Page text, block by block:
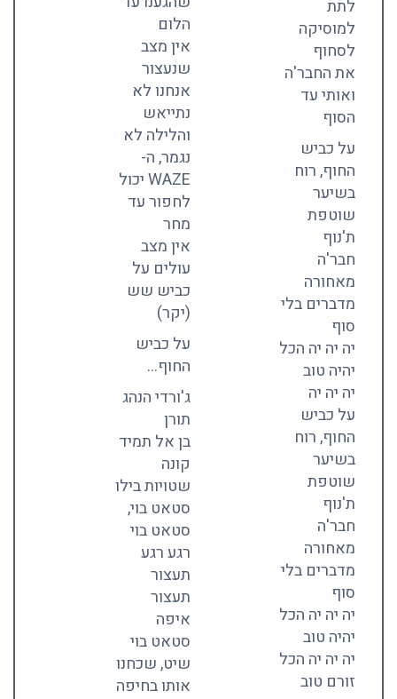
לתת
למוסיקה
לסחוף
את החבר'ה
ואותי עד
הסוף
על כביש
החוף, רוח
בשיער
שוטפת
ת'נוף
חבר'ה
מאחורה
מדברים בלי
סוף
יה יה יה הכל
יהיה טוב
יה יה יה
על כביש
החוף, רוח
בשיער
שוטפת
ת'נוף
חבר'ה
מאחורה
מדברים בלי
סוף
יה יה יה הכל
יהיה טוב
יה יה יה הכל
זורם טוב
הלום
אין מצב
שנעצור
אנחנו לא
נתייאש
והלילה לא
נגמר, ה-
WAZE יכול
לחפור עד
מחר
אין מצב
עולים על
כביש שש
(יקר)
על כביש
החוף…
ג'ורדי הנהג
תורן
בן אל תמיד
קונה
שטויות בילו
סטאט בוי,
סטאט בוי
רגע רגע
תעצור
תעצור
איפה
סטאט בוי
שיט, שכחנו
אותו בחיפה